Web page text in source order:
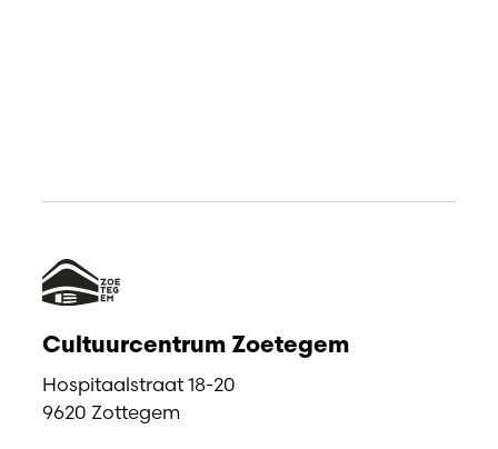
Cultuurcentrum Zoetegem
Hospitaalstraat 18-20
9620 Zottegem